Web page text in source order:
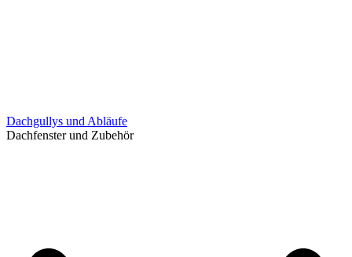
Dachgullys und Abläufe
Dachfenster und Zubehör